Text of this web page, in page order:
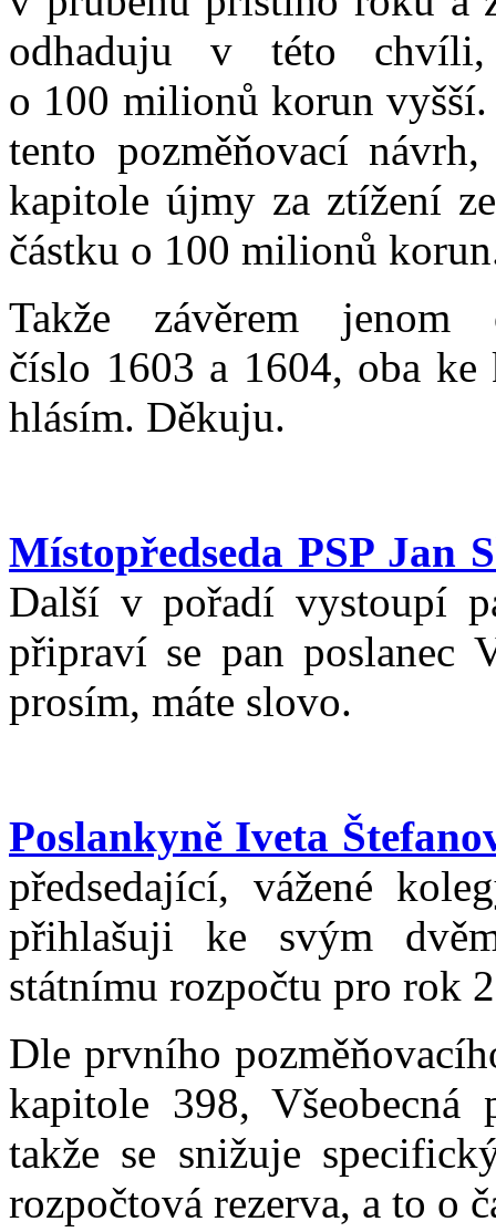
odhaduju v této
o 100 milionů korun
tento pozměňovací
kapitole újmy za ztížení
částku o 100 milionů
Takže závěrem jenom
číslo 1603 a 1604, oba
hlásím. Děkuju.
Místopředseda PSP Jan
Další v pořadí vystoupí
připraví se pan poslanec
prosím, máte slovo.
Poslankyně Iveta
předsedající, vážené
přihlašuji ke svým
státnímu rozpočtu pro rok
Dle prvního
kapitole 398,
takže se snižuje
rozpočtová rezerva, a to